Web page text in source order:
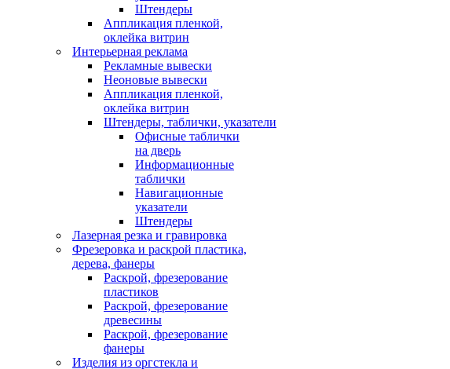
Штендеры
Аппликация пленкой,
оклейка витрин
Интерьерная реклама
Рекламные вывески
Неоновые вывески
Аппликация пленкой,
оклейка витрин
Штендеры, таблички, указатели
Офисные таблички
на дверь
Информационные
таблички
Навигационные
указатели
Штендеры
Лазерная резка и гравировка
Фрезеровка и раскрой пластика,
дерева, фанеры
Раскрой, фрезерование
пластиков
Раскрой, фрезерование
древесины
Раскрой, фрезерование
фанеры
Изделия из оргстекла и